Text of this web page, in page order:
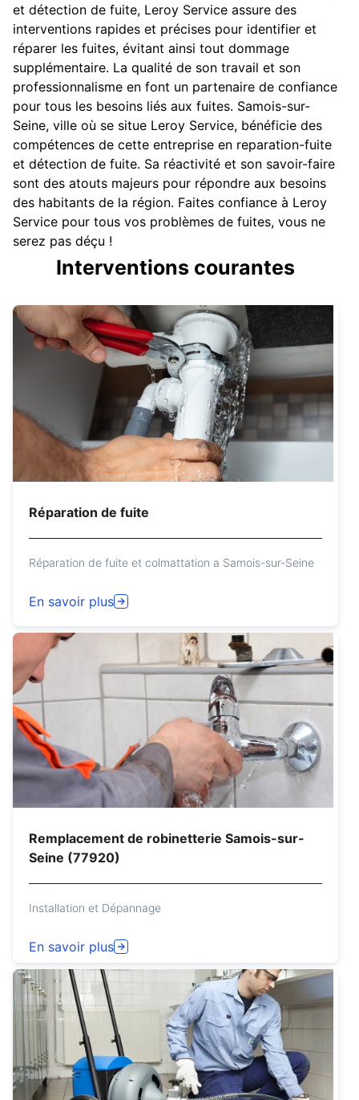
et détection de fuite, Leroy Service assure des
interventions rapides et précises pour identifier et
réparer les fuites, évitant ainsi tout dommage
supplémentaire. La qualité de son travail et son
professionnalisme en font un partenaire de confiance
pour tous les besoins liés aux fuites. Samois-sur-
Seine, ville où se situe Leroy Service, bénéficie des
compétences de cette entreprise en reparation-fuite
et détection de fuite. Sa réactivité et son savoir-faire
sont des atouts majeurs pour répondre aux besoins
des habitants de la région. Faites confiance à Leroy
Service pour tous vos problèmes de fuites, vous ne
serez pas déçu !
Interventions courantes
Réparation de fuite
Réparation de fuite et colmattation a Samois-sur-Seine
En savoir plus
Remplacement de robinetterie Samois-sur-
Seine (77920)
Installation et Dépannage
En savoir plus